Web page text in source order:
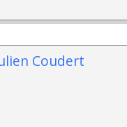
Coudert